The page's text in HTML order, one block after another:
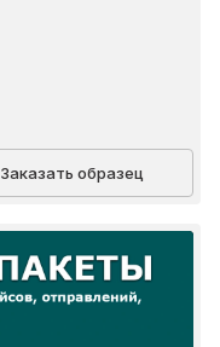
Заказать образец